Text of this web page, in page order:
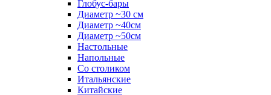
Глобус-бары
Диаметр ~30 см
Диаметр ~40см
Диаметр ~50см
Настольные
Напольные
Со столиком
Итальянские
Китайские